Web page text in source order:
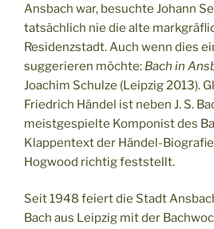
Ansbach war, besuchte Johann
tatsächlich nie die alte
Residenzstadt. Auch wenn dies
suggerieren möchte: Bach in
Joachim Schulze (Leipzig 2013).
Friedrich Händel ist neben J. S.
meistgespielte Komponist des
Klappentext der Händel-
Hogwood richtig feststellt.
Seit 1948 feiert die Stadt
Bach aus Leipzig mit der